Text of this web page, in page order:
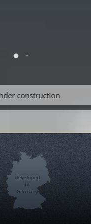
construction
Developed
in
Germany